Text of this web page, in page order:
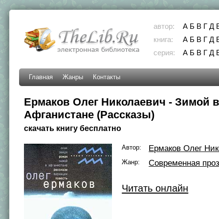
автор: А Б В Г Д
книга:
А Б В Г Д
серия:
А Б В Г Д
Главная Жанры Контакты
Ермаков Олег Николаевич - Зимой
Афганистане (Рассказы)
скачать книгу бесплатно
Автор: Ермаков Олег
Жанр: Современная
Читать онлайн